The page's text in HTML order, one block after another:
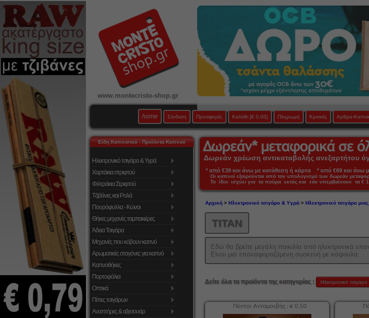
www.montecristo-shop.gr
home Σύνδεση Προσφορές Καλάθι [€ 0,00] Πληρωμή Κριτικές Αρθρα-
Είδη Καπνιστού - Προϊόντα Καπνού
Ηλεκτρονικό τσιγάρο & Υγρά
Χαρτάκια στριφτού
Φιλτράκια Στριφτού
Τζιβάνες και Ρολά
Πουρόφυλλα - Κώνοι
Θήκες μηχανές ταμπακιέρες
Άδεια Τσιγάρα
Μηχανές που κόβουν καπνό
Αρωματικές σταγόνες για καπνό
Καπνοθήκες
Πορτοφόλια
Οπτικά
Πίπες τσιγάρων
Αναπτήρες & αξεσουάρ
Δωρεάν χρέωση αντικαταβολής ανεξαρτήτου
* από €39 και άνω με κατάθεση ή κάρτα * από €69 και άνω
Οι καπνοί εξαιρούνται από τον υπολογισμό των δωρεάν
Το ίδιο ισχύει για τα πούρα εκτός και εάν υπερβαίνουν τα €
Αρχική> Ηλεκτρονικό τσιγάρο & Υγρά> Ηλεκτρονικό τσιγάρο
TITAN
Εδώ θα βρείτε μεγάλη ποικιλία από ηλεκτρονικά
Είναι μια επαναφορτιζόμενη συσκευή με κάψουλα.
Δείτε όλα τα προϊόντα της κατηγορίας : Ηλεκτρονικό
Πόντοι Ανταμοιβής : € 0,50